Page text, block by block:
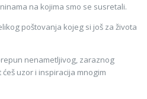
na kojima smo se susretali.
poštovanja kojeg si još za života
nenametljivog, zaraznog
uzor i inspiracija mnogim